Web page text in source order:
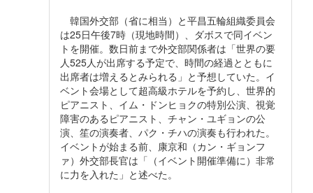
韓国外交部（省に相当）と平昌五輪組織委員会
は25日午後7時（現地時間）、ダボスで同イベン
トを開催。数日前まで外交部関係者は「世界の要
人525人が出席する予定で、時間の経過とともに
出席者は増えるとみられる」と予想していた。イ
ベント会場として超高級ホテルを予約し、世界的
ピアニスト、イム・ドンヒョクの特別公演、視覚
障害のあるピアニスト、チャン・ユギョンの公
演、笙の演奏者、パク・チハの演奏も行われた。
イベントが始まる前、康京和（カン・ギョンフ
ァ）外交部長官は「（イベント開催準備に）非常
に力を入れた」と述べた。